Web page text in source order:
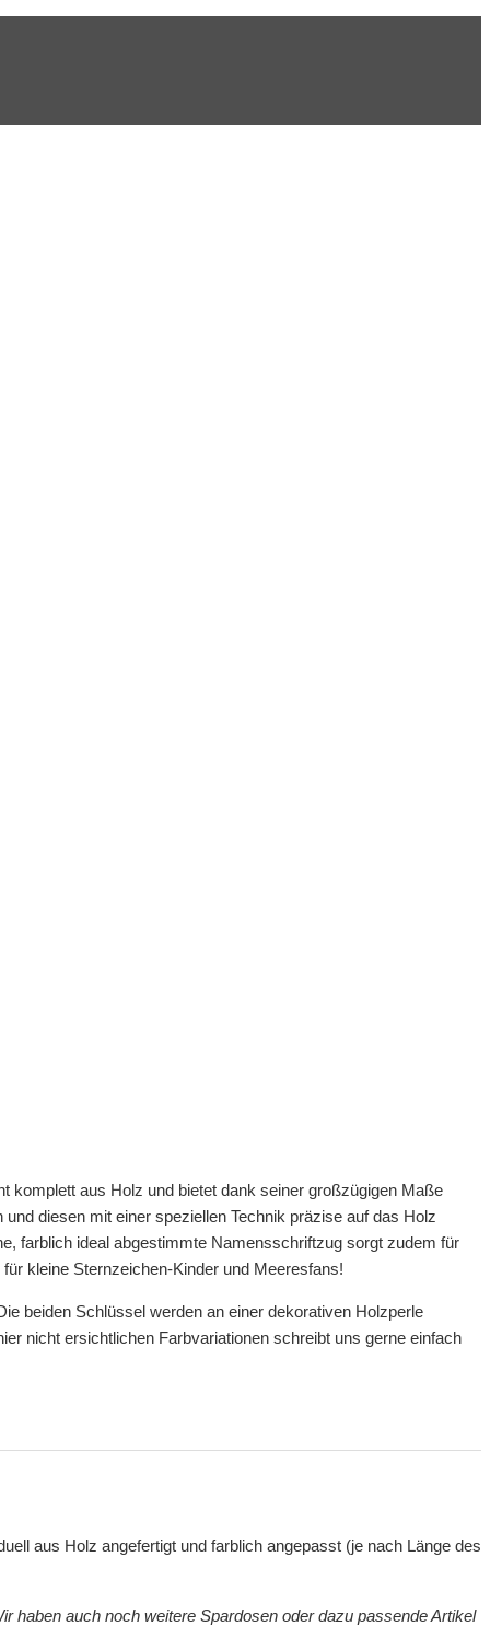
komplett aus Holz und bietet dank seiner großzügigen Maße
diesen mit einer speziellen Technik präzise auf das Holz
farblich ideal abgestimmte Namensschriftzug sorgt zudem für
kleine Sternzeichen-Kinder und Meeresfans!
beiden Schlüssel werden an einer dekorativen Holzperle
nicht ersichtlichen Farbvariationen schreibt uns gerne einfach
aus Holz angefertigt und farblich angepasst (je nach Länge des
haben auch noch weitere Spardosen oder dazu passende Artikel